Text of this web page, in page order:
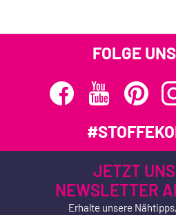
FOLGE
JETZT
NEWSLETTER
Erhalte unsere